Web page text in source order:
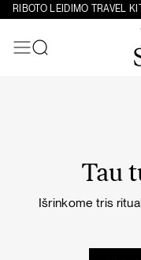
Eiti prie turinio
RIBOTO LEIDIMO TRAVEL
Tau
Išrinkome tris